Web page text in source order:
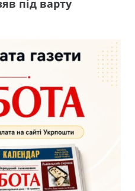
під варту